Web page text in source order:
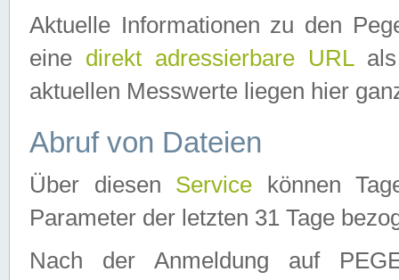
Aktuelle Informationen zu den
eine direkt adressierbare URLals
aktuellen Messwerte liegen hier
Abruf von Dateien
Über diesen Service können
Parameter der letzten 31 Tage
Nach der Anmeldung auf